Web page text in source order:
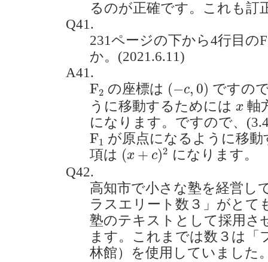
るのが正確です。これも訂
Q41.
231ページの下から4行目の
か。(2021.6.11)
A41.
F2
F2 の座標は (−c, 0)
( c, 0)
ですの
うに移動するためには x
x 軸
になります。ですので、
F1
F1
が原点になるように移動
項は (x + c)2
(x+c)2
になります。
Q42.
高知市で小さな塾を経営し
ラスエリート数３」がとて
塾のテキストとして採用さ
ます。これまでは数３は「
林館）を使用していました